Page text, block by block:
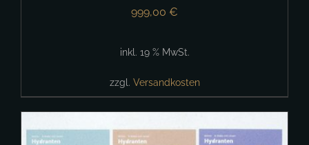
999,00 €
inkl. 19 % MwSt.
zzgl. Versandkosten